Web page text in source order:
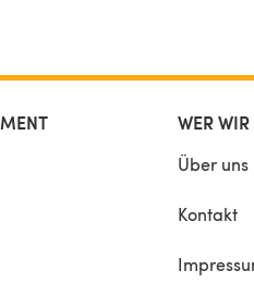
WER
Über uns
Kontakt